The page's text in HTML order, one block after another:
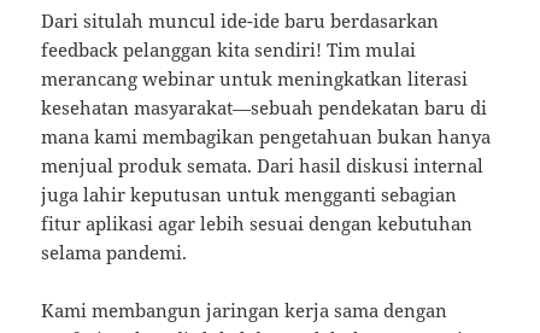
Dari situlah muncul ide-ide baru berdasarkan
feedback pelanggan kita sendiri! Tim mulai
merancang webinar untuk meningkatkan literasi
kesehatan masyarakat—sebuah pendekatan baru di
mana kami membagikan pengetahuan bukan hanya
menjual produk semata. Dari hasil diskusi internal
juga lahir keputusan untuk mengganti sebagian
fitur aplikasi agar lebih sesuai dengan kebutuhan
selama pandemi.
Kami membangun jaringan kerja sama dengan